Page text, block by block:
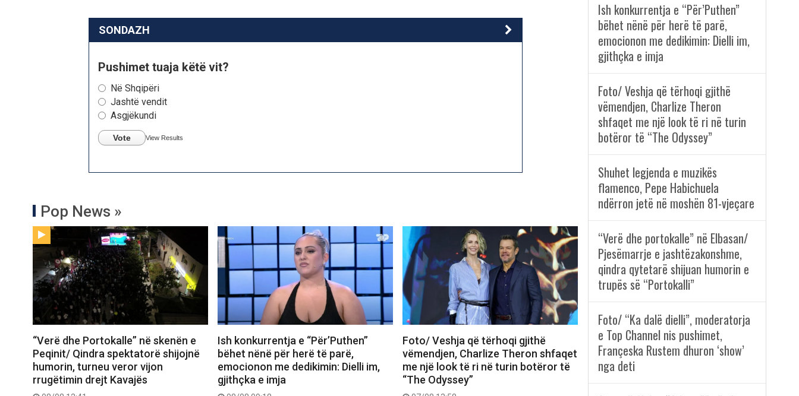
SONDAZH
Pushimet tuaja këtë vit?
Në Shqipëri
Jashtë vendit
Asgjëkundi
Vote View Results
Pop News »
“Verë dhe Portokalle” në skenën e
Peqinit/ Qindra spektatorë shijojnë
humorin, turneu veror vijon
rrugëtimin drejt Kavajës
Ish konkurrentja e “Për’Puthen”
bëhet nënë për herë të parë,
emocionon me dedikimin: Dielli im,
gjithçka e imja
Foto/ Veshja që tërhoqi gjithë
vëmendjen, Charlize Theron shfaqet
me një look të ri në turin botëror të
“The Odyssey”
Ish konkurrentja e “Për’Puthen”
bëhet nënë për herë të parë,
emocionon me dedikimin: Dielli im,
gjithçka e imja
Foto/ Veshja që tërhoqi gjithë
vëmendjen, Charlize Theron
shfaqet me një look të ri në turin
botëror të “The Odyssey”
Shuhet legjenda e muzikës
flamenco, Pepe Habichuela
ndërron jetë në moshën 81-vjeçare
“Verë dhe portokalle” në Elbasan/
Pjesëmarrje e jashtëzakonshme,
qindra qytetarë shijuan humorin e
trupës së “Portokalli”
Foto/ “Ka dalë dielli”, moderatorja
e Top Channel nis pushimet,
Françeska Rustem dhuron ‘show’
nga deti